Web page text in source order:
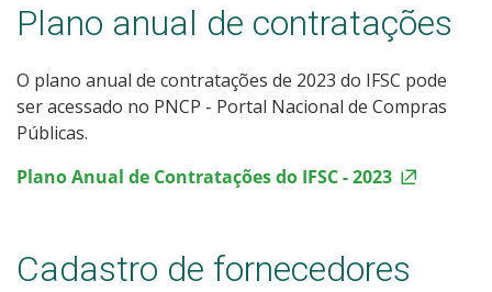
Plano anual de contratações
O plano anual de contratações de 2023 do IFSC pode
ser acessado no PNCP - Portal Nacional de Compras
Públicas.
Plano Anual de Contratações do IFSC - 2023
Cadastro de fornecedores